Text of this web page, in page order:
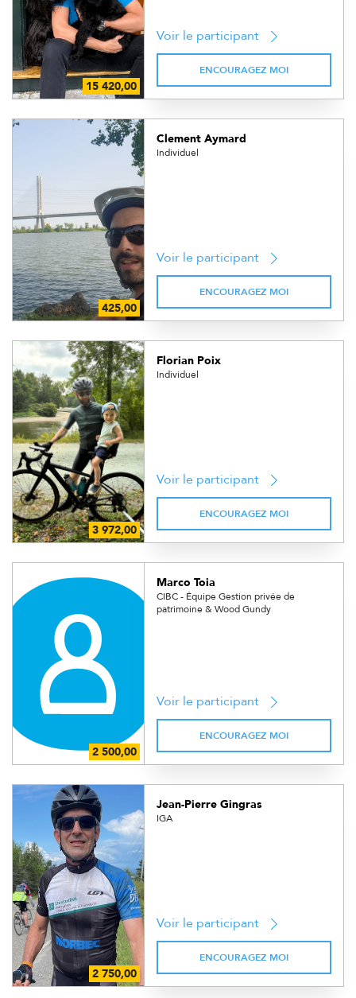
Voir le participant
ENCOURAGEZ MOI
Clement Aymard
Individuel
Voir le participant
ENCOURAGEZ MOI
Florian Poix
Individuel
Voir le participant
ENCOURAGEZ MOI
Marco Toia
CIBC - Équipe Gestion privée de
patrimoine & Wood Gundy
Voir le participant
ENCOURAGEZ MOI
Jean-Pierre Gingras
IGA
Voir le participant
ENCOURAGEZ MOI